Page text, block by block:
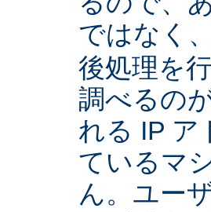
ではなく、
後処理を
調べるの
れる IP ア
ているマ
ん。ユー